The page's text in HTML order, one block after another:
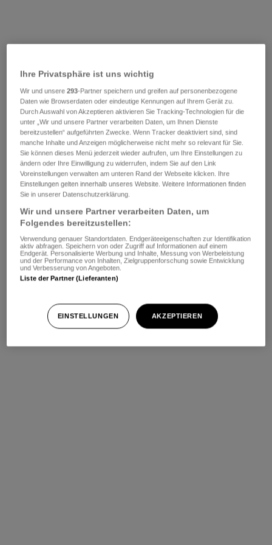
Ihre Privatsphäre ist uns wichtig
Wir und unsere293-Partner speichern und greifen auf personenbezogene
Daten wie Browserdaten oder eindeutige Kennungen auf Ihrem Gerät zu.
Durch Auswahl von Akzeptieren aktivieren Sie Tracking-Technologien für die
unter „Wir und unsere Partner verarbeiten Daten, um Ihnen Dienste
bereitzustellen“ aufgeführten Zwecke. Wenn Tracker deaktiviert sind, sind
manche Inhalte und Anzeigen möglicherweise nicht mehr so relevant für Sie.
Sie können dieses Menü jederzeit wieder aufrufen, um Ihre Einstellungen zu
ändern oder Ihre Einwilligung zu widerrufen, indem Sie auf den Link
Voreinstellungen verwalten am unteren Rand der Webseite klicken. Ihre
Einstellungen gelten innerhalb unseres Website. Weitere Informationen finden
Sie in unserer Datenschutzerklärung.
Wir und unsere Partner verarbeiten Daten, um
Folgendes bereitzustellen:
Verwendung genauer Standortdaten. Endgeräteeigenschaften zur Identifikation
aktiv abfragen. Speichern von oder Zugriff auf Informationen auf einem
Endgerät. Personalisierte Werbung und Inhalte, Messung von Werbeleistung
und der Performance von Inhalten, Zielgruppenforschung sowie Entwicklung
und Verbesserung von Angeboten.
Liste der Partner (Lieferanten)
EINSTELLUNGEN AKZEPTIEREN